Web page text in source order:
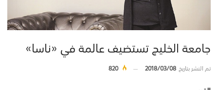
جامعة الخليج تستضيف عالمة في «ناسا»
تم النشر بتاريخ2018/03/08
820